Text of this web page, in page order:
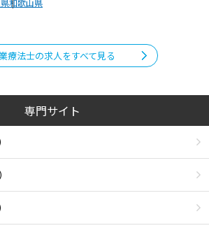
和歌山県
療法士の求人をすべて見る
専門サイト